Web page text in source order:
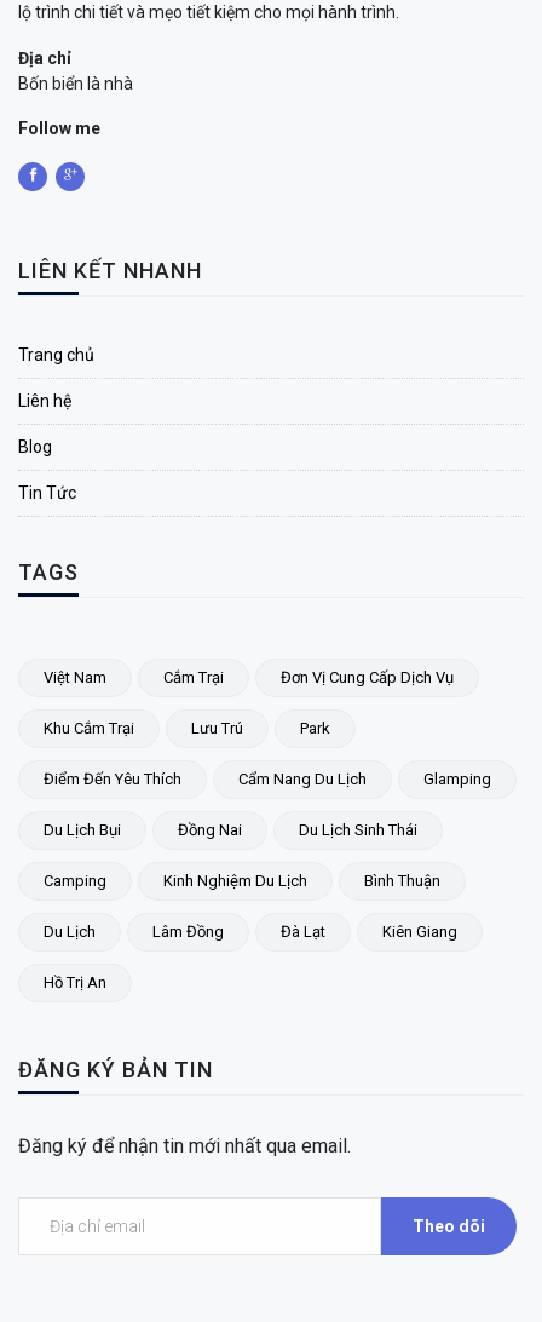
lộ trình chi tiết và mẹo tiết kiệm cho mọi hành trình.
Địa chỉ
Bốn biển là nhà
Follow me
LIÊN KẾT NHANH
Trang chủ
Liên hệ
Blog
Tin Tức
TAGS
Việt Nam Cắm Trại Đơn Vị Cung Cấp Dịch Vụ
Khu Cắm Trại Lưu Trú Park
Điểm Đến Yêu Thích Cẩm Nang Du Lịch Glamping
Du Lịch Bụi Đồng Nai Du Lịch Sinh Thái
Camping Kinh Nghiệm Du Lịch Bình Thuận
Du Lịch Lâm Đồng Đà Lạt Kiên Giang
Hồ Trị An
ĐĂNG KÝ BẢN TIN
Đăng ký để nhận tin mới nhất qua email.
Theo dõi